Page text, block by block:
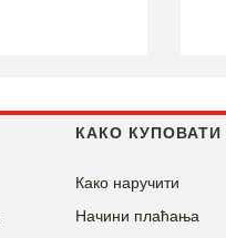
КАКО
Како наручити
Начини плаћања